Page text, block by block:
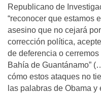
Republicano de
“reconocer que estamos
asesino que no cejará
corrección política,
de deferencia o
Bahía de Guantánamo”
cómo estos ataques no
las palabras de Obama